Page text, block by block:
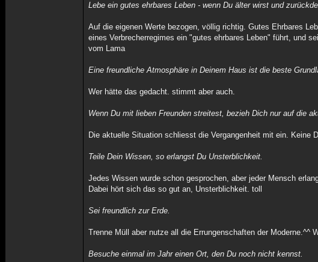
Lebe ein gutes ehrbares Leben - wenn Du älter wirst und
Auf die eigenen Werte bezogen, völlig richtig. Gutes Ehrbares
eines Verbrecherregimes ein "gutes ehrbares Leben" führt, und
vom Lama
Eine freundliche Atmosphäre in Deinem Haus ist die beste
Wer hätte das gedacht. stimmt aber auch.
Wenn Du mit lieben Freunden streitest, bezieh Dich nur auf die
Die aktuelle Situation schliesst die Vergangenheit mit ein.
Teile Dein Wissen, so erlangst Du Unsterblichkeit.
Jedes Wissen wurde schon gesprochen, aber jeder Mensch
Dabei hört sich das so gut an, Unsterblichkeit. toll
Sei freundlich zur Erde.
Trenne Müll aber nutze all die Errungenschaften der Moderne.^^
Besuche einmal im Jahr einen Ort, den Du noch nicht kennst.